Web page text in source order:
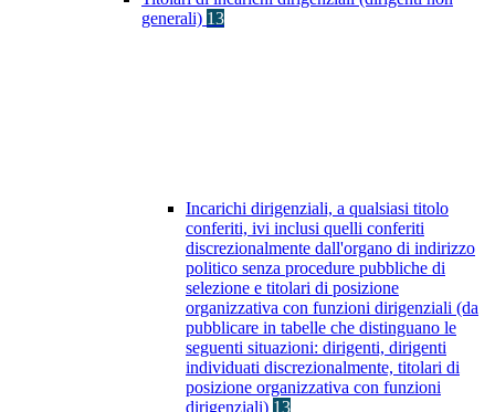
generali) 13
Incarichi dirigenziali, a qualsiasi titolo
conferiti, ivi inclusi quelli conferiti
discrezionalmente dall'organo di indirizzo
politico senza procedure pubbliche di
selezione e titolari di posizione
organizzativa con funzioni dirigenziali (da
pubblicare in tabelle che distinguano le
seguenti situazioni: dirigenti, dirigenti
individuati discrezionalmente, titolari di
posizione organizzativa con funzioni
dirigenziali) 13